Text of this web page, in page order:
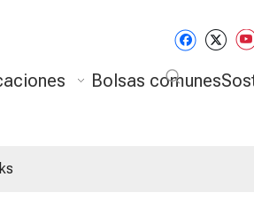
Bolsas comunes